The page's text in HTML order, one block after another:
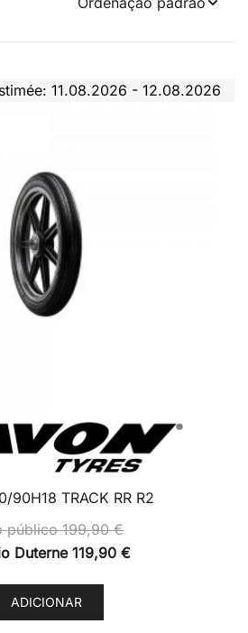
11.08.2026 - 12.08.2026
90H18 TRACK RR R2
público199,90€
Duterne 119,90 €
ADICIONAR